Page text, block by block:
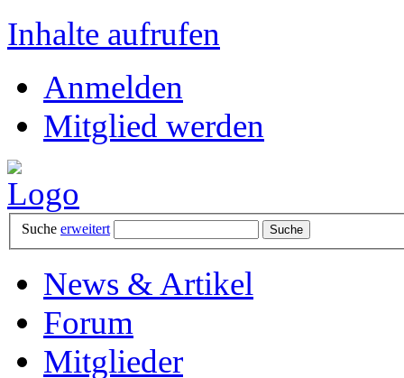
Inhalte aufrufen
Anmelden
Mitglied werden
Suche erweitert
News & Artikel
Forum
Mitglieder